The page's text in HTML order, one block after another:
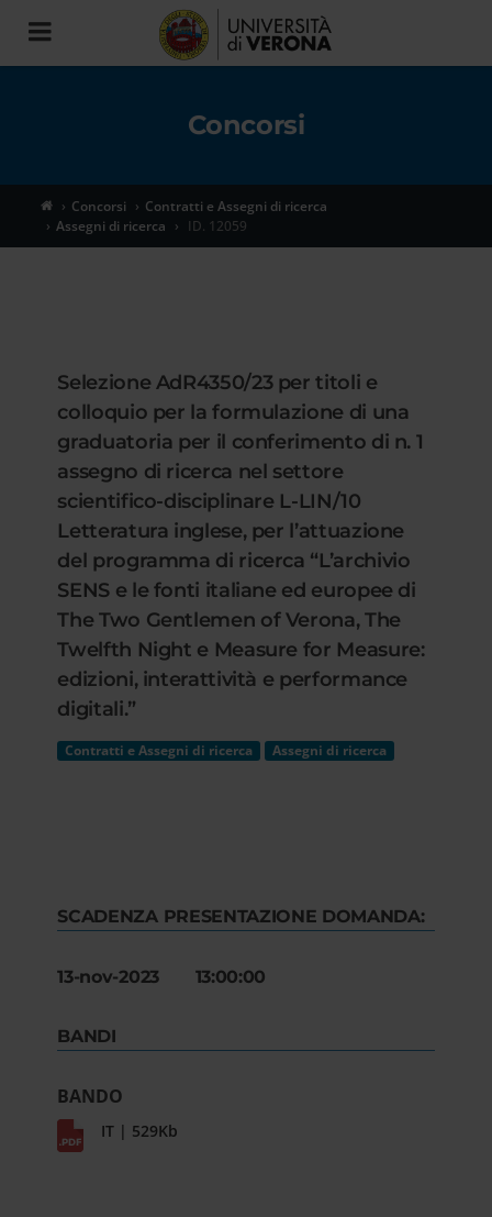
Toggle
navigation
Concorsi
Concorsi
Contratti e Assegni di ricerca
Assegni di ricerca
ID. 12059
Selezione AdR4350/23 per titoli e
colloquio per la formulazione di una
graduatoria per il conferimento di n. 1
assegno di ricerca nel settore
scientifico-disciplinare L-LIN/10
Letteratura inglese, per l’attuazione
del programma di ricerca “L’archivio
SENS e le fonti italiane ed europee di
The Two Gentlemen of Verona, The
Twelfth Night e Measure for Measure:
edizioni, interattività e performance
digitali.”
Contratti e Assegni di ricerca Assegni di ricerca
SCADENZA PRESENTAZIONE DOMANDA:
13-nov-2023 13:00:00
BANDI
BANDO
IT | 529Kb